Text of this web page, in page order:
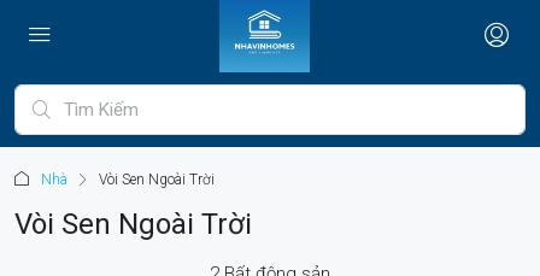
Nhà Vòi Sen Ngoài Trời
Vòi Sen Ngoài Trời